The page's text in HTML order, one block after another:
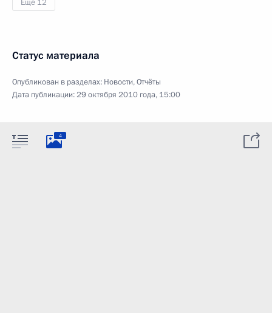
Ещё 12
Статус материала
Опубликован в разделах: Новости,Отчёты
Дата публикации:29 октября 2010 года, 15:00
4